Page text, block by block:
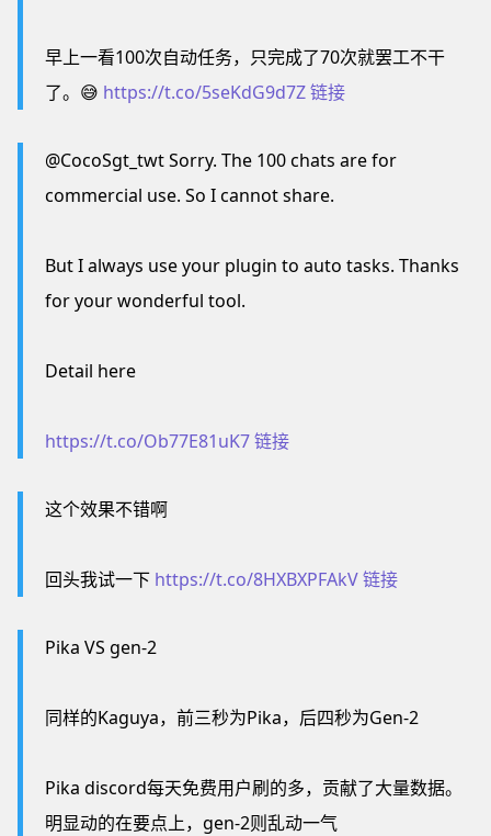
早上一看100次自动任务，只完成了70次就罢工不干
了。😅 https://t.co/5seKdG9d7Z链接
@CocoSgt_twt Sorry. The 100 chats are for
commercial use. So I cannot share.
But I always use your plugin to auto tasks. Thanks
for your wonderful tool.
Detail here
https://t.co/Ob77E81uK7链接
这个效果不错啊
回头我试一下 https://t.co/8HXBXPFAkV链接
Pika VS gen-2
同样的Kaguya，前三秒为Pika，后四秒为Gen-2
Pika discord每天免费用户刷的多，贡献了大量数据。
明显动的在要点上，gen-2则乱动一气